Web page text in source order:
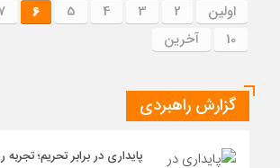
اولین 2
3
4
5
6
10
آخرین
گزارش راهبردی
پایداری در برابر تحریم؛ تجربه